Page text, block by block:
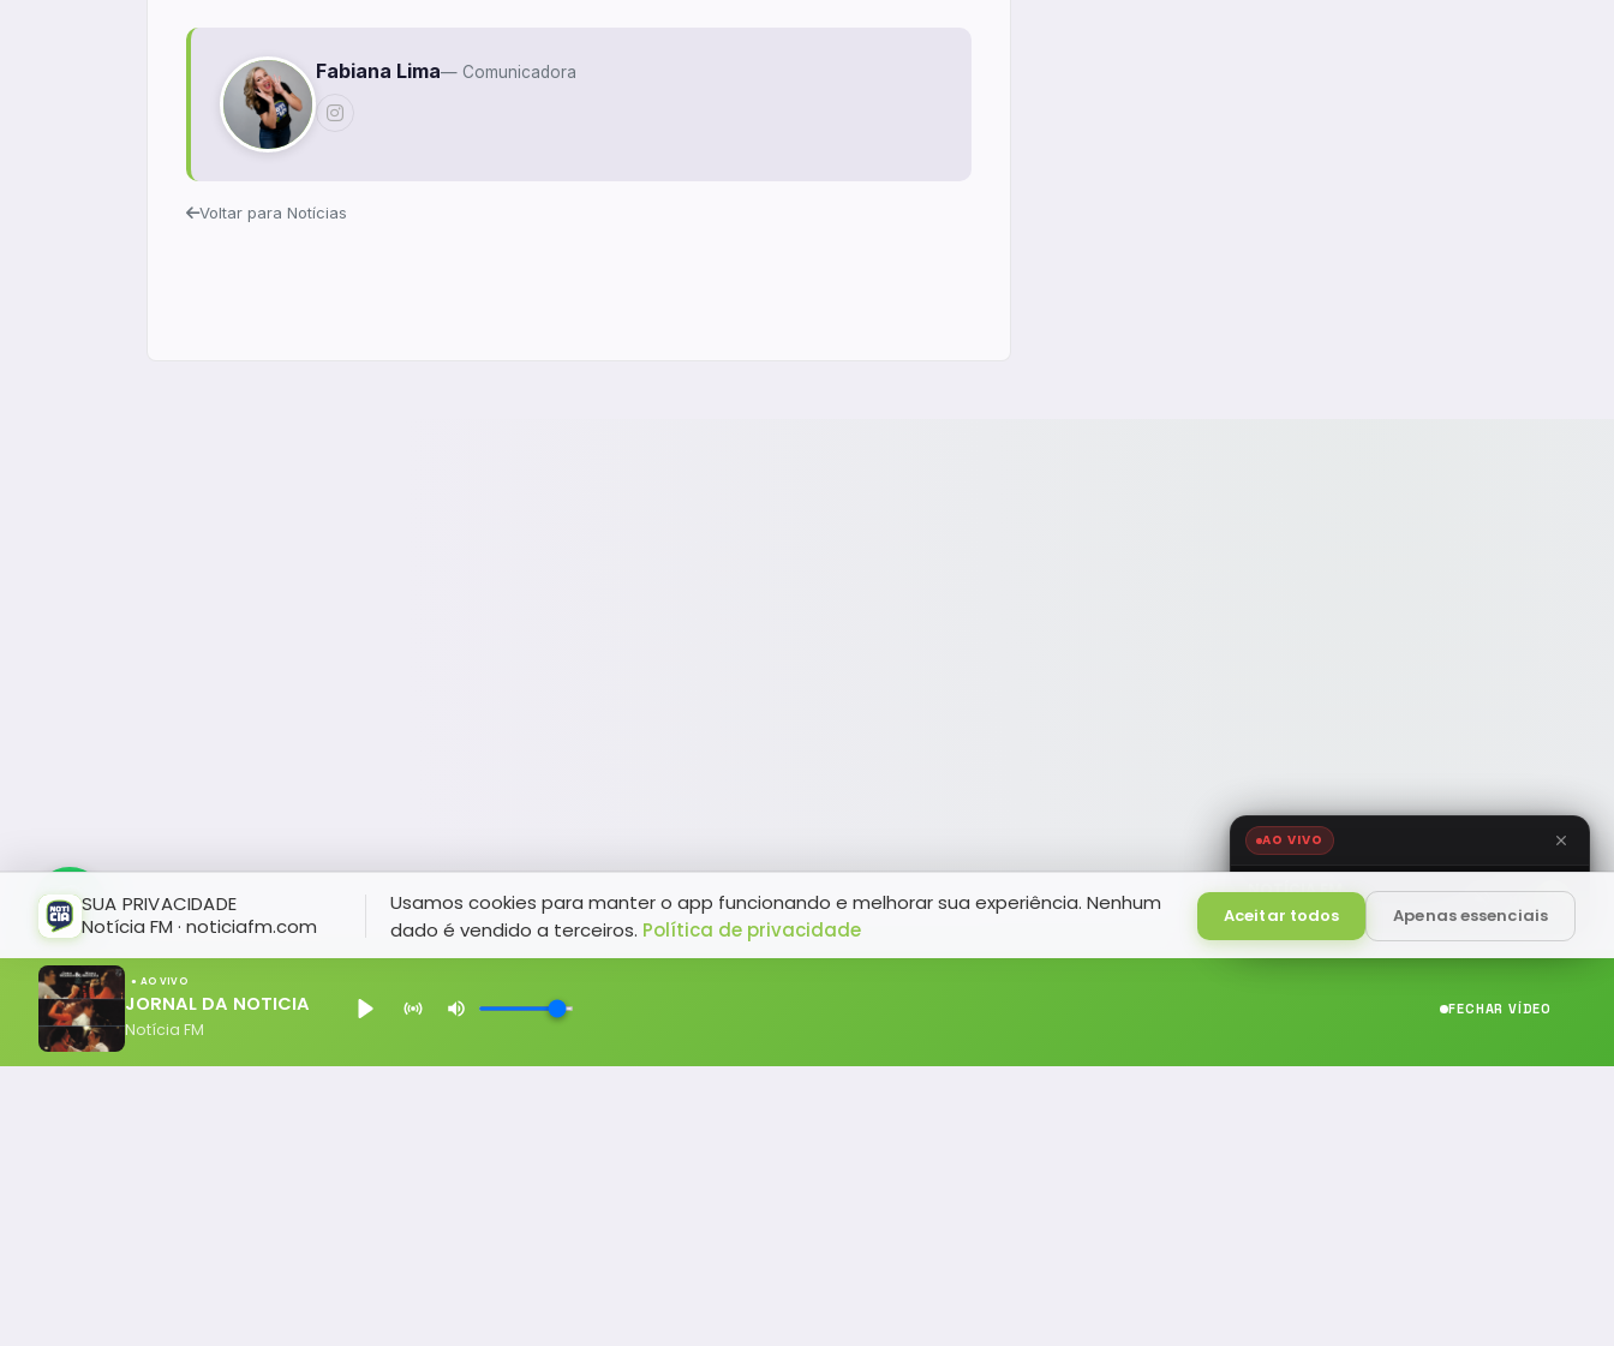
AO VIVO
NOTÍCIA FM
Ao Vivo
Fabiana Lima— Comunicadora
Voltar para Notícias
● AO VIVO
JORNAL DA NOTICIA
Notícia FM
FECHAR VÍDEO
NAVEGAÇÃO CONTATO
SUA PRIVACIDADE
Notícia FM · noticiafm.com
Usamos cookies para manter o app funcionando e melhorar sua experiência. Nenhum
dado é vendido a terceiros. Política de privacidade
Aceitar todos Apenas essenciais